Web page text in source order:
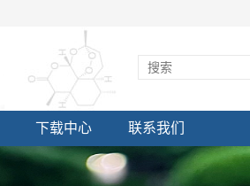
下载中心 联系我们